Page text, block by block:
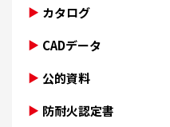
カタログ
CADデータ
公的資料
防耐火認定書